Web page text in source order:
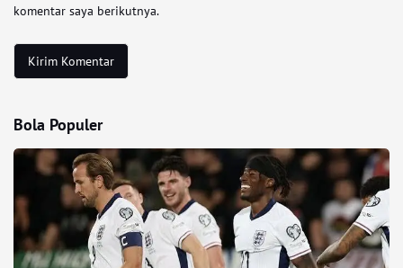
komentar saya berikutnya.
Bola Populer